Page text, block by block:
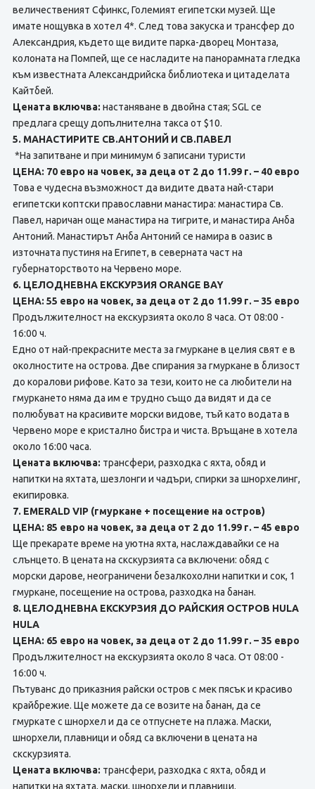
величественият Сфинкс, Големият египетски музей. Ще
имате нощувка в хотел 4*. След това закуска и трансфер до
Александрия, където ще видите парка-дворец Монтаза,
колоната на Помпей, ще се насладите на панорамната гледка
към известната Александрийска библиотека и цитаделата
Кайтбей.
Цената включва: настаняване в двойна стая; SGL се
предлага срещу допълнителна такса от $10.
5. МАНАСТИРИТЕ СВ.АНТОНИЙ И СВ.ПАВЕЛ
*На запитване и при минимум 6 записани туристи
ЦЕНА: 70 евро на човек, за деца от 2 до 11.99 г. – 40 евро
Това е чудесна възможност да видите двата най-стари
египетски коптски православни манастира: манастира Св.
Павел, наричан още манастира на тигрите, и манастира Анба
Антоний. Манастирът Анба Антоний се намира в оазис в
източната пустиня на Египет, в северната част на
губернаторството на Червено море.
6. ЦЕЛОДНЕВНА ЕКСКУРЗИЯ ORANGE BAY
ЦЕНА: 55 евро на човек, за деца от 2 до 11.99 г. – 35 евро
Продължителност на екскурзията около 8 часа. От 08:00 -
16:00 ч.
Едно от най-прекрасните места за гмуркане в целия свят е в
околностите на острова. Две спирания за гмуркане в близост
до коралови рифове. Като за тези, които не са любители на
гмуркането няма да им е трудно също да видят и да се
полюбуват на красивите морски видове, тъй като водата в
Червено море е кристално бистра и чиста. Връщане в хотела
около 16:00 часа.
Цената включва: трансфери, разходка с яхта, обяд и
напитки на яхтата, шезлонги и чадъри, спирки за шнорхелинг,
екипировка.
7. EMERALD VIP (гмуркане + посещение на остров)
ЦЕНА: 85 евро на човек, за деца от 2 до 11.99 г. – 45 евро
Ще прекарате време на уютна яхта, наслаждавайки се на
слънцето. В цената на скскурзията сa включени: обяд с
морски дарове, неограничени безалкохолни напитки и сок, 1
гмуркане, посещение на острова, разходка на банан.
8. ЦЕЛОДНЕВНА ЕКСКУРЗИЯ ДО РАЙСКИЯ ОСТРОВ HULA
HULA
ЦЕНА: 65 евро на човек, за деца от 2 до 11.99 г. – 35 евро
Продължителност на екскурзията около 8 часа. От 08:00 -
16:00 ч.
Пътуванс до приказния райски остров с мек пясък и красиво
крайбрежие. Ще можете да ce возите на банан, да ce
гмуркате с шнорхел и да ce отпуснете нa плажа. Маски,
шнорхели, плавници и обяд са включени в цената на
скскурзията.
Цената включва: трансфери, разходка с яхта, обяд и
напитки на яхтата, маски, шнорхели и плавници.